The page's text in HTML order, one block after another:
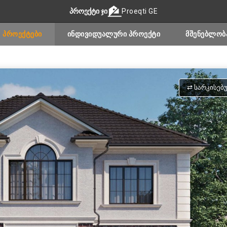
ᲞᲠᲝᲔᲥᲢᲘ ᲯᲘ Proeqti GE
ᲞᲠᲝᲔᲥᲢᲔᲑᲘ ᲘᲜᲓᲘᲕᲘᲓᲣᲐᲚᲣᲠᲘ ᲞᲠᲝᲔᲥᲢᲘ
⇄